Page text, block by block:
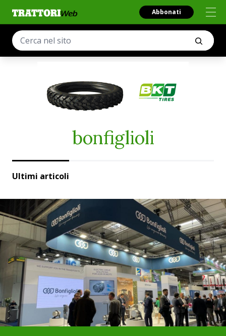
Abbonati
bonfiglioli
Ultimi articoli